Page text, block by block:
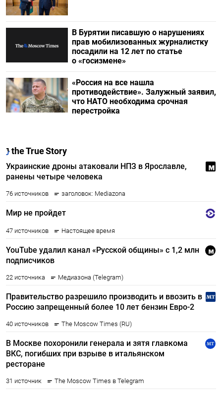
В Бурятии писавшую о нарушениях
прав мобилизованных журналистку
посадили на 12 лет по статье
о «госизмене»
«Россия на все нашла
противодействие». Залужный заявил,
что НАТО необходима срочная
перестройка